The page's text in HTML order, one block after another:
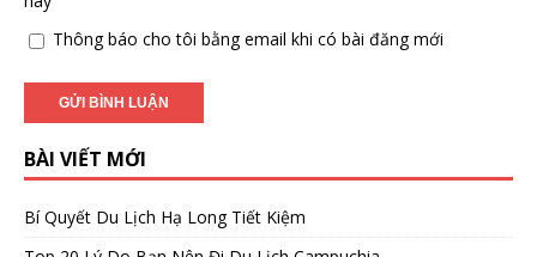
Thông báo cho tôi bằng email khi có bài đăng mới
BÀI VIẾT MỚI
Bí Quyết Du Lịch Hạ Long Tiết Kiệm